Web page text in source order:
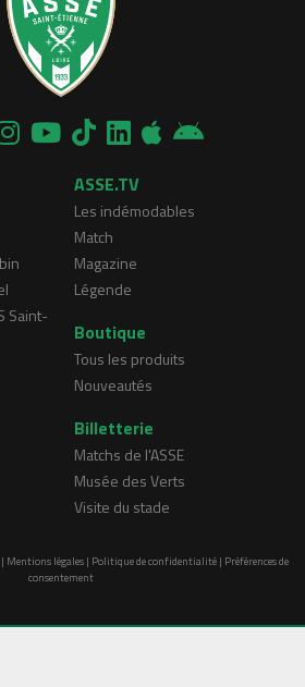
Saint-
ASSE.TV
Les indémodables
Match
Magazine
Légende
Boutique
Tous les produits
Nouveautés
Billetterie
Matchs de l'ASSE
Musée des Verts
Visite du stade
Mentions légales| Politique de confidentialité| Préférences de
consentement